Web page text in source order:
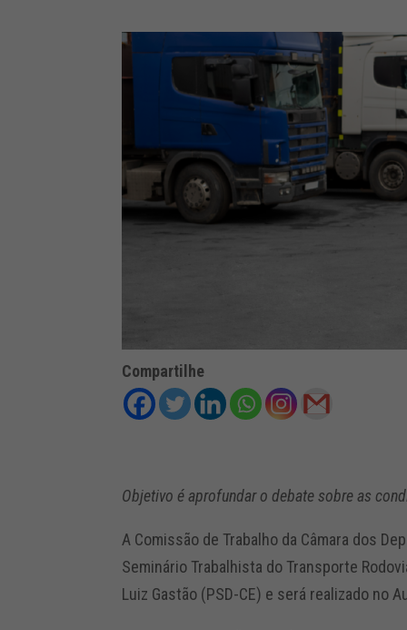
Compartilhe
Objetivo é aprofundar o debate sobre as
A Comissão de Trabalho da Câmara dos
Seminário Trabalhista do Transporte
Luiz Gastão (PSD-CE) e será realizado no